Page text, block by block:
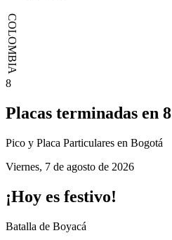
COLOMBIA
8
Placas terminadas en 8
Pico y Placa Particulares en Bogotá
Viernes, 7 de agosto de 2026
¡Hoy es festivo!
Batalla de Boyacá